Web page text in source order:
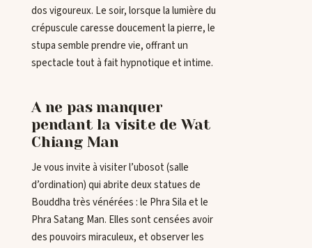
dos vigoureux. Le soir, lorsque la lumière du
crépuscule caresse doucement la pierre, le
stupa semble prendre vie, offrant un
spectacle tout à fait hypnotique et intime.
A ne pas manquer
pendant la visite de Wat
Chiang Man
Je vous invite à visiter l’ubosot (salle
d’ordination) qui abrite deux statues de
Bouddha très vénérées : le Phra Sila et le
Phra Satang Man. Elles sont censées avoir
des pouvoirs miraculeux, et observer les